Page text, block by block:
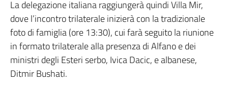
La delegazione italiana raggiungerà quindi Villa Mir,
dove l’incontro trilaterale inizierà con la tradizionale
foto di famiglia (ore 13:30), cui farà seguito la riunione
in formato trilaterale alla presenza di Alfano e dei
ministri degli Esteri serbo, Ivica Dacic, e albanese,
Ditmir Bushati.